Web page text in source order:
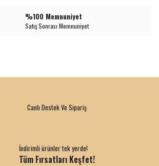
%100 Memnuniyet
Satış Sonrası Memnuniyet
Canlı Destek Ve Sipariş
İndirimli ürünler tek yerde!
Tüm Fırsatları Keşfet!